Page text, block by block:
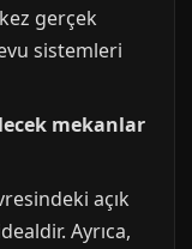
gerçek
sistemleri
mekanlar
açık
Ayrıca,